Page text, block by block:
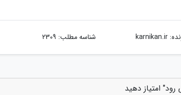
karnikan.ir شناسه مطلب: 2309
امتیاز دهید